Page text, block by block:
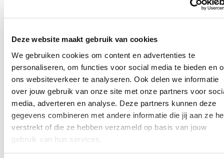
Deze website maakt gebruik van cookies
We gebruiken cookies om content en advertenties te
personaliseren, om functies voor social media te bieden en
ons websiteverkeer te analyseren. Ook delen we informatie
over jouw gebruik van onze site met onze partners voor
media, adverteren en analyse. Deze partners kunnen deze
gegevens combineren met andere informatie die jij aan ze
verstrekt of die ze hebben verzameld op basis van jouw
gebruik van hun services.
gezellig praatje, een luisterend oor en een opgeruimd
huis. Tzorg is altijd dichtbij.
8,5
Vertrouwen in onze